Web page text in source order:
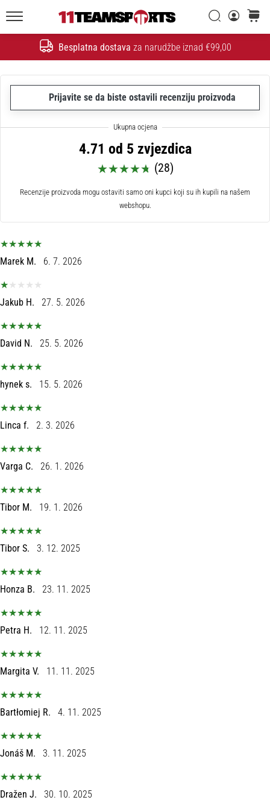
Besplatna dostava za narudžbe iznad €99,00
Traži
Traži
•
Dinamo
i
11teamsports
potpisali
11teamsports
dvogodišnje
za
nabavu,
i
obradu
opreme
1. 7. 2025
1 min. čitanja
Play
for
Victories
Pripremi
za
ženski
2025
sa
dresovima
i
Nike,
adidas
PUMA.
Budi
svake
utakmice,
sve
članke
Prijavite se da biste ostavili recenziju proizvoda
4.71 od 5 zvjezdica
(28)
Recenzije proizvoda mogu ostaviti samo oni kupci koji su ih kupili na našem
webshopu.
Marek M. 6. 7. 2026
Jakub H. 27. 5. 2026
David N. 25. 5. 2026
hynek s. 15. 5. 2026
Linca f. 2. 3. 2026
Varga C. 26. 1. 2026
Tibor M. 19. 1. 2026
Tibor S. 3. 12. 2025
Honza B. 23. 11. 2025
Petra H. 12. 11. 2025
Margita V. 11. 11. 2025
Bartłomiej R. 4. 11. 2025
Jonáš M. 3. 11. 2025
Dražen J.
30. 10. 2025